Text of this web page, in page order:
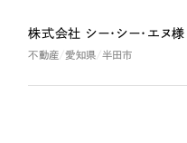
株式会社 シー･シー･エヌ様
不動産 愛知県 半田市